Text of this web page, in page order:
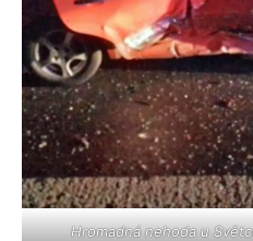
Hromadná nehoda u